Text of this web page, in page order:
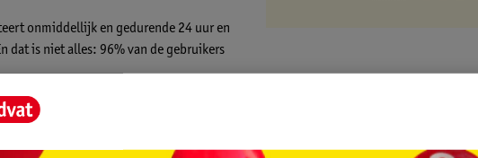
onmiddellijk en gedurende 24 uur en
dat is niet alles: 96% van de gebruikers